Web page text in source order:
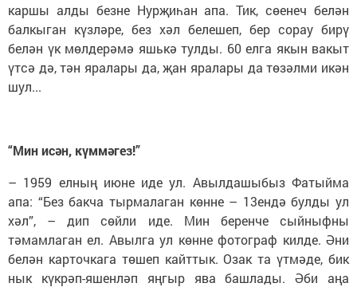
каршы алды безне Нурҗиһан апа. Тик, сөенеч белән
балкыган күзләре, без хәл белешеп, бер сорау бирү
белән үк мөлдерәмә яшькә тулды. 60 елга якын вакыт
үтсә дә, тән яралары да, җан яралары да төзәлми икән
шул...
“Мин исән, күммәгез!”
– 1959 елның июне иде ул. Авылдашыбыз Фатыйма
апа: “Без бакча тырмалаган көнне – 13ендә булды ул
хәл”, – дип сөйли иде. Мин беренче сыйныфны
тәмамлаган ел. Авылга ул көнне фотограф килде. Әни
белән карточкага төшеп кайттык. Озак та үтмәде, бик
нык күкрәп-яшенләп яңгыр ява башлады. Әби аңа